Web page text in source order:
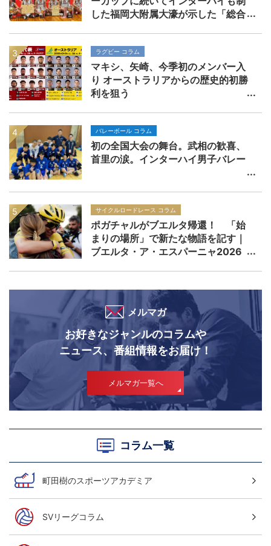
した福岡大附属大濠が示した「総合
ラグビー コラム
マキシ、矢崎、今季初のメンバー入
り オーストラリアからの歴史的初勝
利を狙う
バレーボール コラム
初の全国大会の舞台。武相の歓喜、
首里の涙。インターハイ男子バレー
サイクルロードレース コラム
ポガチャルがブエルタ帰還！ 「始
まりの場所」で新たな物語を記す｜
ブエルタ・ア・エスパーニャ2026
メルマガ
お好きなジャンルのコラムや
ニュース、番組情報をお届け！
メルマガ一覧へ
コラム一覧
町田樹のスポーツアカデミア
SVリーグコラム